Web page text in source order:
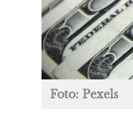
Foto: Pexels